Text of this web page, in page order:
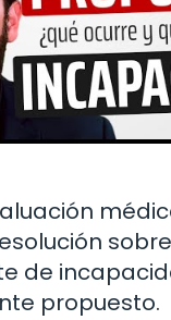
de
propuesto.